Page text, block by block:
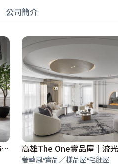
公司簡介
淡水鑽石麗都｜韜光詠逸｜美式風｜67坪
奢華風 實品／樣品屋 毛胚屋